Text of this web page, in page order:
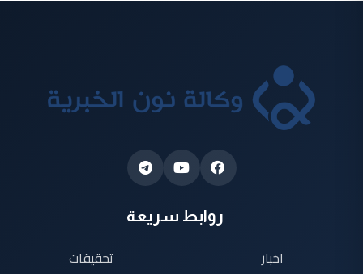
روابط سريعة
اخبار
تحقيقات